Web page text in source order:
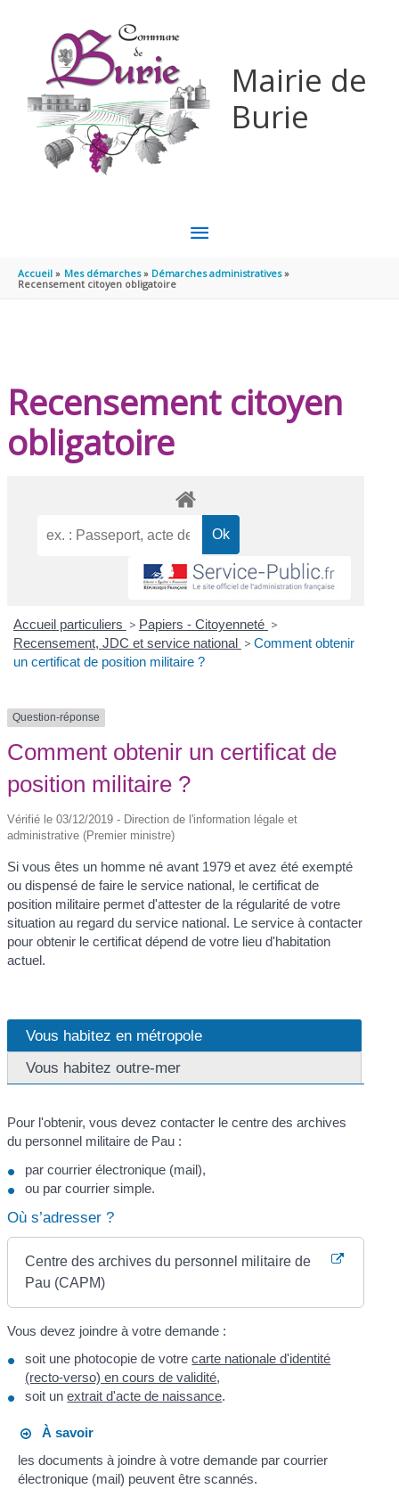
Mairie de
Burie
MENU
PRINCIPAL
Accueil Mes démarches
Démarches administratives
Recensement citoyen obligatoire
Recensement citoyen
obligatoire
Accueil particuliers > Papiers - Citoyenneté >
Recensement, JDC et service national > Comment obtenir
un certificat de position militaire ?
Question-réponse
Comment obtenir un certificat de
position militaire ?
Vérifié le 03/12/2019 - Direction de l'information légale et
administrative (Premier ministre)
Si vous êtes un homme né avant 1979 et avez été exempté
ou dispensé de faire le service national, le certificat de
position militaire permet d'attester de la régularité de votre
situation au regard du service national. Le service à contacter
pour obtenir le certificat dépend de votre lieu d'habitation
actuel.
Vous habitez en métropole
Vous habitez outre-mer
Pour l'obtenir, vous devez contacter le centre des archives
du personnel militaire de Pau :
par courrier électronique (mail),
ou par courrier simple.
Où s’adresser ?
Centre des archives du personnel militaire de
Pau (CAPM)
Vous devez joindre à votre demande :
soit une photocopie de votrecarte nationale d'identité
(recto-verso) en cours de validité,
soit unextrait d'acte de naissance.
À savoir
les documents à joindre à votre demande par courrier
électronique (mail) peuvent être scannés.